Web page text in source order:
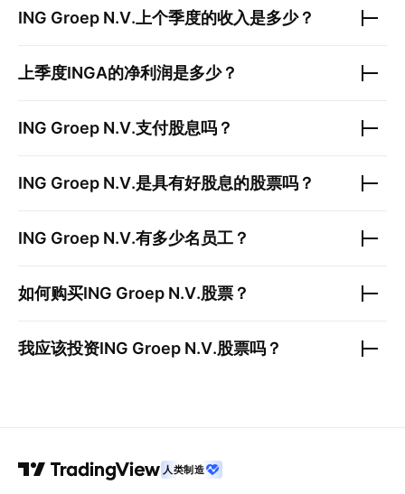
ING Groep N.V. 上个季度的收入是多少？
上季度INGA的净利润是多少？
ING Groep N.V.支付股息吗？
ING Groep N.V.是具有好股息的股票吗？
ING Groep N.V.有多少名员工？
如何购买ING Groep N.V.股票？
我应该投资ING Groep N.V.股票吗？
人类制造